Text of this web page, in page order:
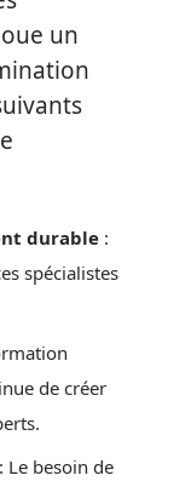
un
durable :
spécialistes
de créer
: Le besoin de